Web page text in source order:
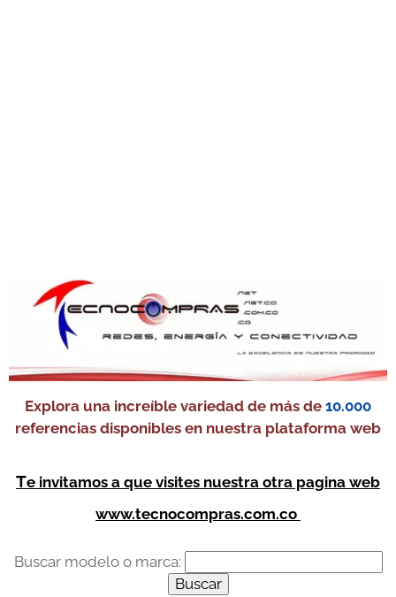
Explora una increíble variedad de más de 10.000
referencias disponibles en nuestra plataforma web
Te invitamos a que visites nuestra otra pagina web
www.tecnocompras.com.co
Buscar modelo o marca: